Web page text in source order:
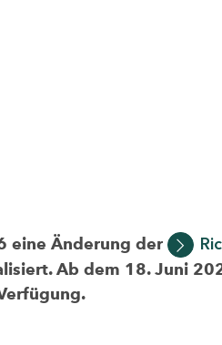
eine Änderung der
Ab dem 18. Juni